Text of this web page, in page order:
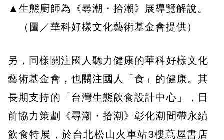
▲生態廚師為《尋潮・拾潮》展導覽解說。
（圖／華科好樣文化藝術基金會提供）
另，同樣關注國人聽力健康的華科好樣文化
藝術基金會，也關注國人「食」的健康。其
長期支持的「台灣生態飲食設計中心」，日
前協力策劃《尋潮・拾潮》彰化潮間帶永續
飲食特展，於台北松山火車站3樓蔦屋書店